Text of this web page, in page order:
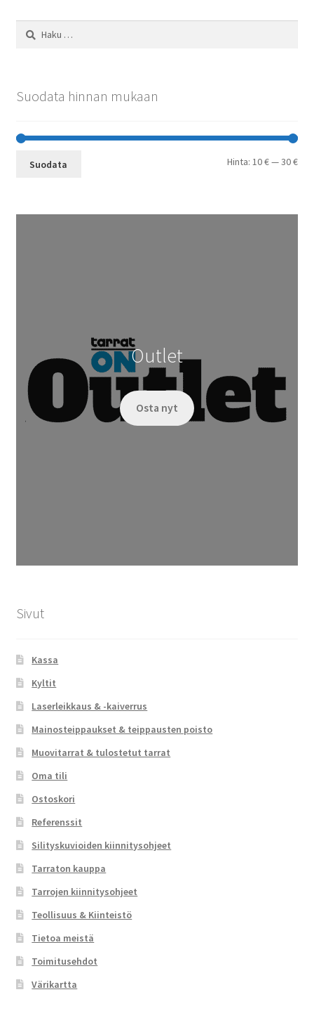
Haku:
Suodata hinnan mukaan
Suodata Hinta:10 €—30 €
Outlet
Osta nyt
Sivut
Kassa
Kyltit
Laserleikkaus & -kaiverrus
Mainosteippaukset & teippausten poisto
Muovitarrat & tulostetut tarrat
Oma tili
Ostoskori
Referenssit
Silityskuvioiden kiinnitysohjeet
Tarraton kauppa
Tarrojen kiinnitysohjeet
Teollisuus & Kiinteistö
Tietoa meistä
Toimitusehdot
Värikartta